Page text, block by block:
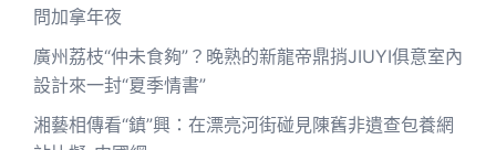
問加拿年夜
廣州荔枝“仲未食夠”？晚熟的新龍帝鼎捎JIUYI俱意室內
設計來一封“夏季情書”
湘藝相傳看“鎮”興：在漂亮河街碰見陳舊非遺查包養網